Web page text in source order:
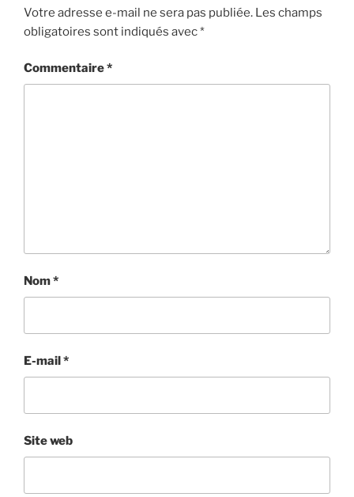
Votre adresse e-mail ne sera pas publiée. Les champs
obligatoires sont indiqués avec*
Commentaire*
Nom*
E-mail *
Site web